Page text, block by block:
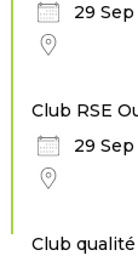
29 Sep
Club RSE
29 Sep
Club